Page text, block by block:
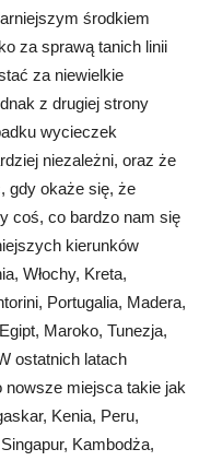
środkiem
za sprawą tanich linii
za niewielkie
z drugiej strony
wycieczek
niezależni, oraz że
gdy okaże się, że
coś, co bardzo nam się
kierunków
Włochy, Kreta,
Portugalia, Madera,
Maroko, Tunezja,
ostatnich latach
miejsca takie jak
Kenia, Peru,
Kambodża,